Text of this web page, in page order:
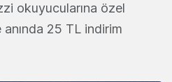
okuyucularına özel
anında 25 TL indirim